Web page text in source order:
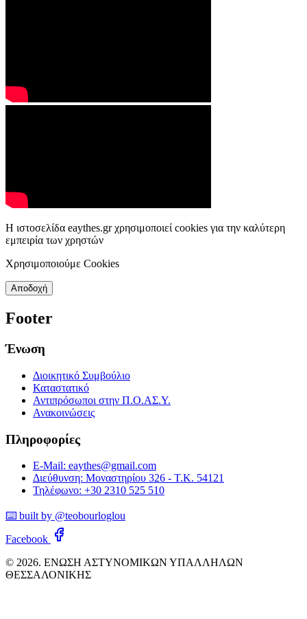
Η ιστοσελίδα eaythes.gr χρησιμοποιεί cookies για την καλύτερη
εμπειρία των χρηστών
Χρησιμοποιούμε Cookies
Αποδοχή
Footer
Ένωση
Διοικητικό Συμβούλιο
Καταστατικό
Αντιπρόσωποι στην Π.Ο.ΑΣ.Υ.
Ανακοινώσεις
Πληροφορίες
E-Mail: eaythes@gmail.com
Διεύθυνση: Μοναστηρίου 326 - Τ.Κ. 54121
Τηλέφωνο: +30 2310 525 510
⌨️ built by @teobourloglou
Facebook
© 2026. ΕΝΩΣΗ ΑΣΤΥΝΟΜΙΚΩΝ ΥΠΑΛΛΗΛΩΝ
ΘΕΣΣΑΛΟΝΙΚΗΣ